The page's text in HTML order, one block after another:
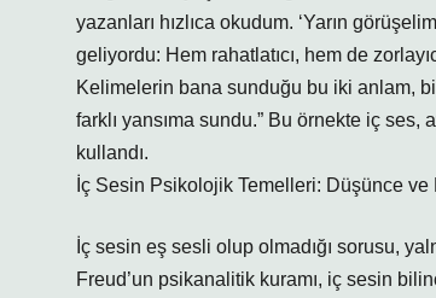
yazanları hızlıca okudum. ‘Yarın
geliyordu: Hem rahatlatıcı, hem de
Kelimelerin bana sunduğu bu iki anlam,
farklı yansıma sundu.” Bu örnekte iç ses,
kullandı.
İç Sesin Psikolojik Temelleri: Düşünce ve
İç sesin eş sesli olup olmadığı sorusu,
Freud’un psikanalitik kuramı, iç sesin